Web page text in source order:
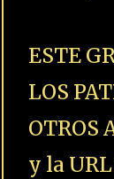
ESTE
LOS
OTROS
y la